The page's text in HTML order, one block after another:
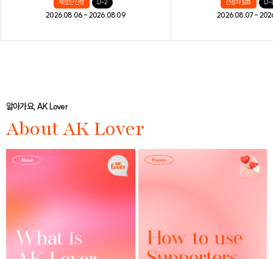
체험단 신청 D-2
2026.08.06 - 2026.08.09
선정자 발표 D-
2026.08.07 -
알아가요, AK Lover
About AK Lover